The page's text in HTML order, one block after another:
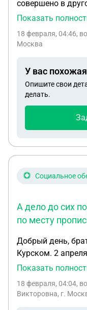
совершено в
прописки и
преступления или
Показать
18 февраля, 04:46,
Москва
У вас
Опишите свои
делать.
Социальное
А дело до сих
по месту
Добрый день,
Курском. 2
пор не пришло в
потери
Показать
18 февраля, 04:04,
Викторовна, г.